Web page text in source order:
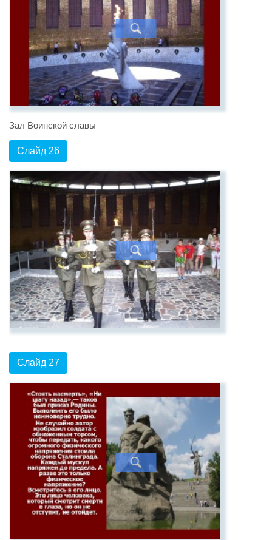
Зал Воинской славы
Слайд 26
Слайд 27